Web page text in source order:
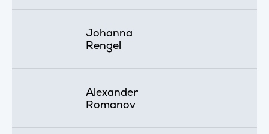
Johanna
Rengel
Alexander
Romanov